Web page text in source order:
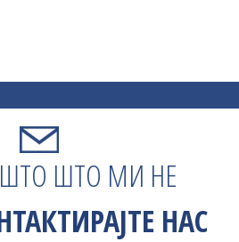
ШТО МИ НЕ
НАС